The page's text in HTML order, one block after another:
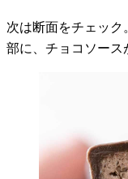
次は断面をチェッ
部に、チョコソース